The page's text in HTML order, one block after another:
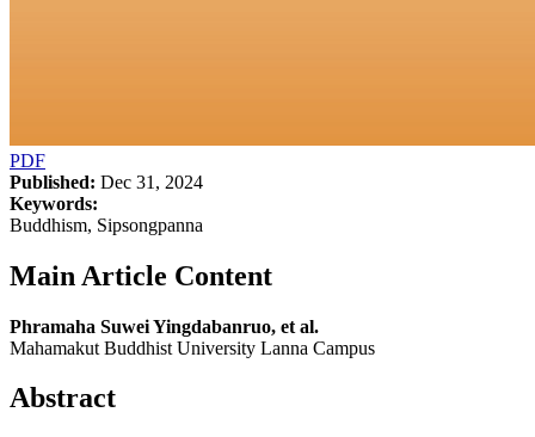
PDF
Published: Dec 31, 2024
Keywords:
Buddhism, Sipsongpanna
Main Article Content
Phramaha Suwei Yingdabanruo, et al.
Mahamakut Buddhist University Lanna Campus
Abstract